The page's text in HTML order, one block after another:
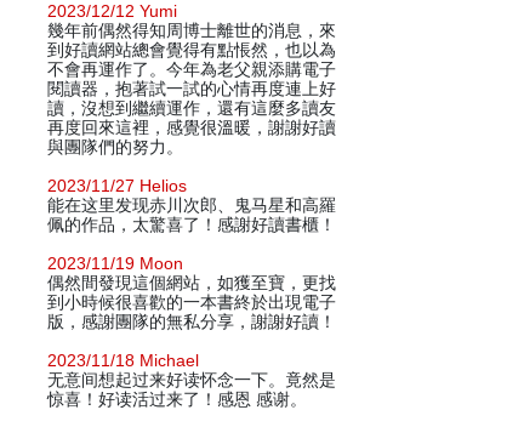
2023/12/12 Yumi
幾年前偶然得知周博士離世的消息，來
到好讀網站總會覺得有點悵然，也以為
不會再運作了。今年為老父親添購電子
閱讀器，抱著試一試的心情再度連上好
讀，沒想到繼續運作，還有這麼多讀友
再度回來這裡，感覺很溫暖，謝謝好讀
與團隊們的努力。
2023/11/27 Helios
能在这里发现赤川次郎、鬼马星和高羅
佩的作品，太驚喜了！感謝好讀書櫃！
2023/11/19 Moon
偶然間發現這個網站，如獲至寶，更找
到小時候很喜歡的一本書終於出現電子
版，感謝團隊的無私分享，謝謝好讀！
2023/11/18 Michael
无意间想起过来好读怀念一下。竟然是
惊喜！好读活过来了！感恩 感谢。